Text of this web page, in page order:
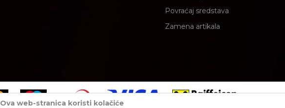
Povraćaj sredstava
Zamena artikala
Ova web-stranica koristi kolačiće